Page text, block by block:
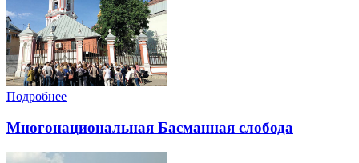
Подробнее
Многонациональная Басманная слобода